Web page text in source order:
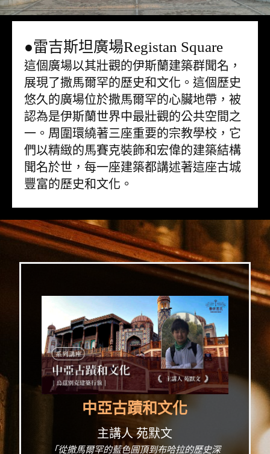
●雷吉斯坦廣場Registan Square
這個廣場以其壯觀的伊斯蘭建築群聞名，
展現了撒馬爾罕的歷史和文化。這個歷史
悠久的廣場位於撒馬爾罕的心臟地帶，被
認為是伊斯蘭世界中最壯觀的公共空間之
一。周圍環繞著三座重要的宗教學校，它
們以精緻的馬賽克裝飾和宏偉的建築結構
聞名於世，每一座建築都講述著這座古城
豐富的歷史和文化。
中亞古蹟和文化
主講人 苑默文
「從撒馬爾罕的藍色圓頂到布哈拉的歷史深